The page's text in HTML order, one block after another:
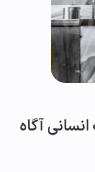
آگاه